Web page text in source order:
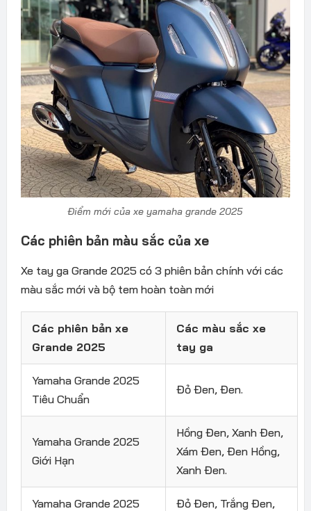
Điểm mới của xe yamaha grande 2025
Các phiên bản màu sắc của xe
Xe tay ga Grande 2025 có 3 phiên bản chính với các
màu sắc mới và bộ tem hoàn toàn mới
Các phiên bản xe
Grande 2025
Các màu sắc xe
tay ga
Yamaha Grande 2025
Tiêu Chuẩn
Đỏ Đen, Đen.
Yamaha Grande 2025
Giới Hạn
Hồng Đen, Xanh Đen,
Xám Đen, Đen Hồng,
Xanh Đen.
Yamaha Grande 2025
Đỏ Đen, Trắng Đen,